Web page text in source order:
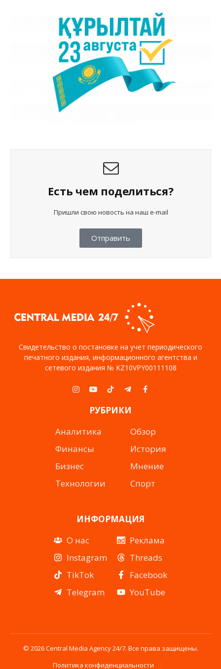
Есть чем поделиться?
Пришли свою новость на наш e-mail
Отправить
Свидетельство о постановке на учет периодического
печатного издания, информационного агентства и
сетевого издания № KZ10VPY00111108
Instagram
YouTubeTikTokTelegramFacebook
РУБРИКИ
Аналитика
Финансы
Бизнес
Технологии
Обзор
История
Мнение
Спорт
ИНФОРМАЦИЯ
О нас
Instagram
TikTok
Telegram
Реклама
Threads
Facebook
YouTube
© 2026 Central Media Agency 24/7. Все права защищены.
Политика конфиденциальности